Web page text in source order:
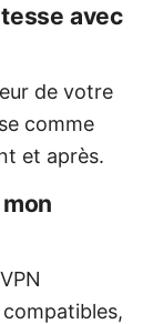
avec
de votre
comme
et après.